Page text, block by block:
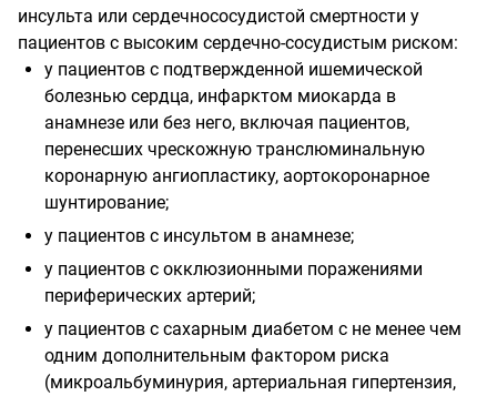
инсульта или сердечно­сосудистой смертности у
пациентов с высоким сердечно-сосудистым риском:
у пациентов с подтвержденной ишемической
болезнью сердца, инфарктом миокарда в
анамнезе или без него, включая пациентов,
перенесших чрескожную транслюминальную
коронарную ангиопластику, аортокоронарное
шунтирование;
у пациентов с инсультом в анамнезе;
у пациентов с окклюзионными поражениями
периферических артерий;
у пациентов с сахарным диабетом с не менее чем
одним дополнительным фактором риска
(микроальбуминурия, артериальная гипертензия,